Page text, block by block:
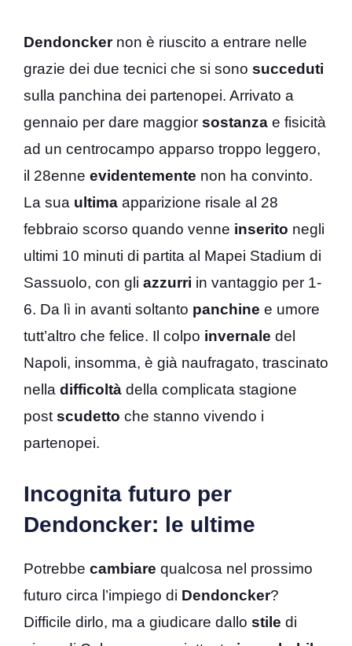
Dendonckernon è riuscito a entrare nelle
grazie dei due tecnici che si sono succeduti
sulla panchina dei partenopei. Arrivato a
gennaio per dare maggior sostanza e fisicità
ad un centrocampo apparso troppo leggero,
il 28enne evidentemente non ha convinto.
La sua ultima apparizione risale al 28
febbraio scorso quando venne inserito negli
ultimi 10 minuti di partita al Mapei Stadium di
Sassuolo, con gli azzurri in vantaggio per 1-
6. Da lì in avanti soltanto panchine e umore
tutt’altro che felice. Il colpo invernale del
Napoli, insomma, è già naufragato, trascinato
nella difficoltà della complicata stagione
post scudetto che stanno vivendo i
partenopei.
Incognita futuro per
Dendoncker: le ultime
Potrebbe cambiare qualcosa nel prossimo
futuro circa l’impiego di Dendoncker?
Difficile dirlo, ma a giudicare dallo stile di